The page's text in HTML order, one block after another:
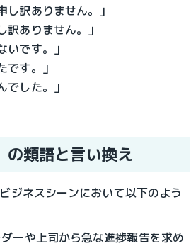
し訳ありません。」
訳ありません。」
いです。」
です。」
でした。」
の類語と言い換え
ジネスシーンにおいて以下のよう
ーや上司から急な進捗報告を求め